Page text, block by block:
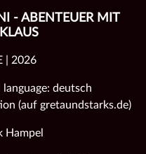
- ABENTEUER MIT
| 2026
language: deutsch
(auf gretaundstarks.de)
Hampel